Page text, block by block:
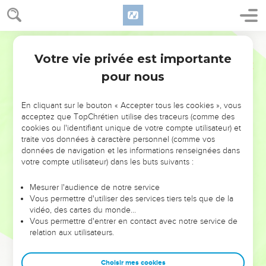
NE MANQUEZ PAS L’ÉVÉNEMENT
DE L’ANNÉE !
ET SI LEURS ERREURS POUVAIENT VOUS ÉVITER LES
VOTRES ?
leur foi ou leur vision. Mais on voit moins les doutes, les erreurs
et les saisons difficiles qu'ils ont traversés, alors même que ce
sont elles qui les ont façonnés.
Dans cette conférence, leaders, entrepreneurs, et responsables
clés pour avancer avec plus de sagesse afin que leurs erreurs
Votre vie privée est importante
pour nous
En cliquant sur le bouton « Accepter tous les cookies », vous
acceptez que TopChrétien utilise des traceurs (comme des
cookies ou l'identifiant unique de votre compte utilisateur) et
traite vos données à caractère personnel (comme vos
données de navigation et les informations renseignées dans
votre compte utilisateur) dans les buts suivants :
Mesurer l'audience de notre service
Vous permettre d'utiliser des services tiers tels que de la
vidéo, des cartes du monde…
Vous permettre d'entrer en contact avec notre service de
relation aux utilisateurs.
Choisir mes cookies